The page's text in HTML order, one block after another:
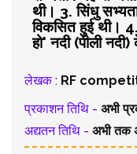
थी। 3. सिंधु
विकसित हुई थी।
हो' नदी (पीली
लेखक : RF
प्रकाशन तिथि - अभी
अद्यतन तिथि - अभी तक